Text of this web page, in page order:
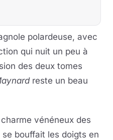
polardeuse, avec
qui nuit un peu à
des deux tomes
reste un beau
vénéneux des
bouffait les doigts en